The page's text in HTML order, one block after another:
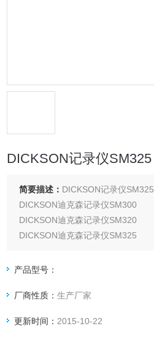
DICKSON记录仪SM325
简要描述： DICKSON记录仪SM325
DICKSON迪克森记录仪SM300
DICKSON迪克森记录仪SM320
DICKSON迪克森记录仪SM325
DICKSON迪克森记录仪SP125
DICKSON迪克森记录仪SP425
产品型号：
厂商性质：生产厂家
更新时间： 2015-10-22